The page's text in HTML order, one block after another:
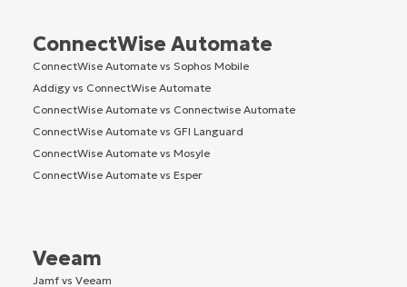
ConnectWise Automate
ConnectWise Automate vs Sophos Mobile
Addigy vs ConnectWise Automate
ConnectWise Automate vs Connectwise Automate
ConnectWise Automate vs GFI Languard
ConnectWise Automate vs Mosyle
ConnectWise Automate vs Esper
Veeam
Jamf vs Veeam